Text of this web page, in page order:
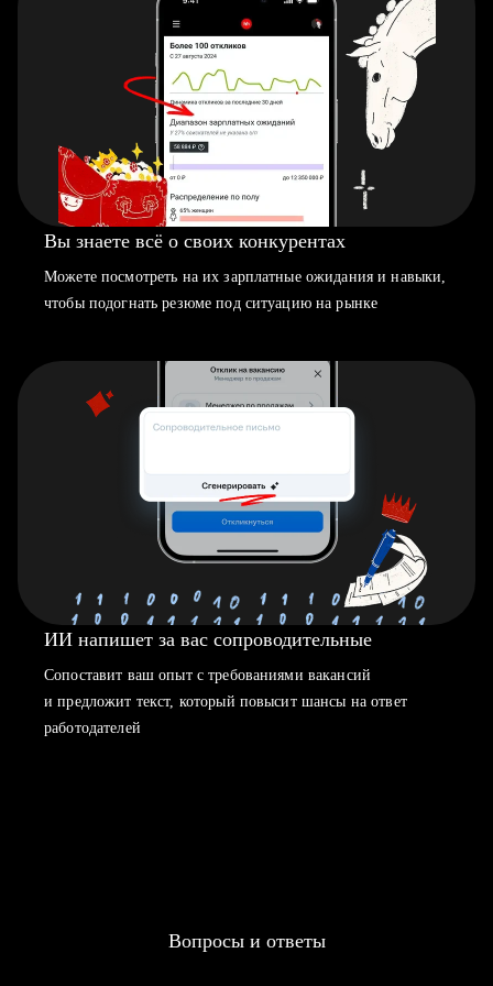
Вы знаете всё о своих конкурентах
Можете посмотреть на их зарплатные ожидания и навыки,
чтобы подогнать резюме под ситуацию на рынке
ИИ напишет за вас сопроводительные
Сопоставит ваш опыт с требованиями вакансий
и предложит текст, который повысит шансы на ответ
работодателей
Вопросы и ответы